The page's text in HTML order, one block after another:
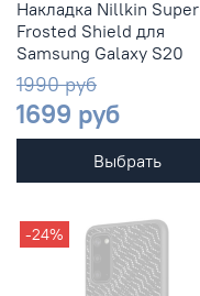
Накладка Nillkin Super
Frosted Shield для
Samsung Galaxy S20
1990 руб
1699 руб
Выбрать
-24%